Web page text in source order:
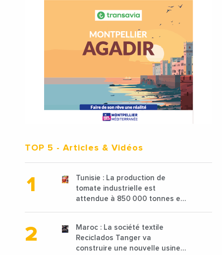
TOP 5 - Articles & Vidéos
Tunisie : La production de
tomate industrielle est
attendue à 850 000 tonnes en
Maroc : La société textile
Reciclados Tanger va
construire une nouvelle usine